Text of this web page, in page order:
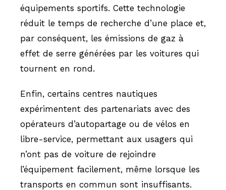
équipements sportifs. Cette technologie
réduit le temps de recherche d’une place et,
par conséquent, les émissions de gaz à
effet de serre générées par les voitures qui
tournent en rond.
Enfin, certains centres nautiques
expérimentent des partenariats avec des
opérateurs d’autopartage ou de vélos en
libre-service, permettant aux usagers qui
n’ont pas de voiture de rejoindre
l’équipement facilement, même lorsque les
transports en commun sont insuffisants.